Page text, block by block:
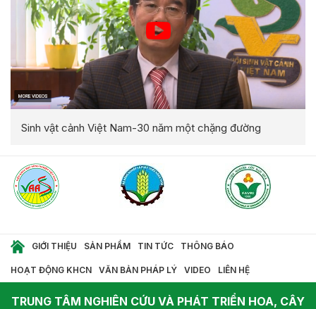
Sinh vật cảnh Việt Nam-30 năm một chặng đường
GIỚI THIỆU SẢN PHẨM TIN TỨC THÔNG BÁO
HOẠT ĐỘNG KHCN VĂN BẢN PHÁP LÝ VIDEO LIÊN HỆ
TRUNG TÂM NGHIÊN CỨU VÀ PHÁT TRIỂN HOA, CÂY